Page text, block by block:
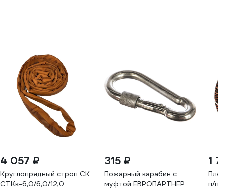
4 057 ₽
Круглопрядный строп СК
СТКк-6,0/6,0/12,0
315 ₽
Пожарный карабин с
муфтой ЕВРОПАРТНЕР
1
п/п, 24